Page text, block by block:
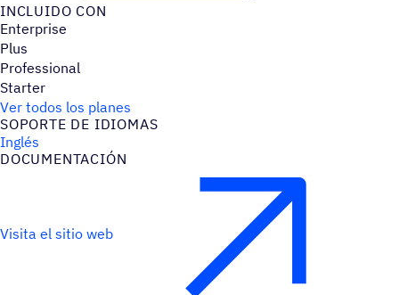
INCLUIDO CON
Enterprise
Plus
Professional
Starter
Ver todos los planes
SOPORTE DE IDIOMAS
Inglés
DOCU­MEN­TA­CIÓN
Visita el sitio web